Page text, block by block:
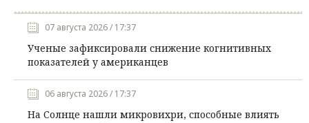
07 августа 2026 / 17:37
Ученые зафиксировали снижение когнитивных
показателей у американцев
06 августа 2026 / 17:37
На Солнце нашли микровихри, способные влиять